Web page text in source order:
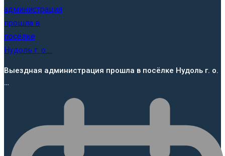
Выездная администрация прошла в посёлке Нудоль г. о.
…